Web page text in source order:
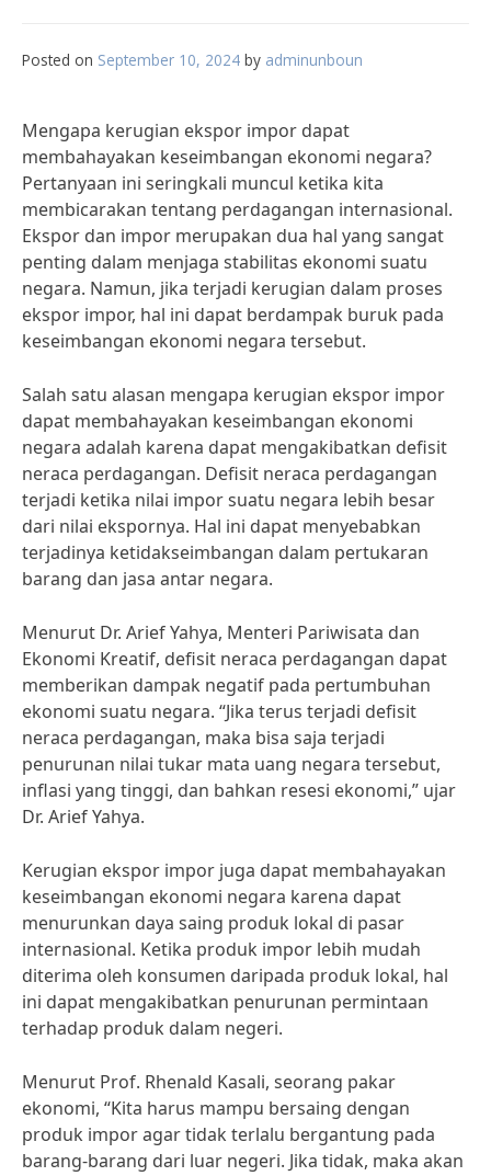
Posted on September 10, 2024 by adminunboun
Mengapa kerugian ekspor impor dapat
membahayakan keseimbangan ekonomi negara?
Pertanyaan ini seringkali muncul ketika kita
membicarakan tentang perdagangan internasional.
Ekspor dan impor merupakan dua hal yang sangat
penting dalam menjaga stabilitas ekonomi suatu
negara. Namun, jika terjadi kerugian dalam proses
ekspor impor, hal ini dapat berdampak buruk pada
keseimbangan ekonomi negara tersebut.
Salah satu alasan mengapa kerugian ekspor impor
dapat membahayakan keseimbangan ekonomi
negara adalah karena dapat mengakibatkan defisit
neraca perdagangan. Defisit neraca perdagangan
terjadi ketika nilai impor suatu negara lebih besar
dari nilai ekspornya. Hal ini dapat menyebabkan
terjadinya ketidakseimbangan dalam pertukaran
barang dan jasa antar negara.
Menurut Dr. Arief Yahya, Menteri Pariwisata dan
Ekonomi Kreatif, defisit neraca perdagangan dapat
memberikan dampak negatif pada pertumbuhan
ekonomi suatu negara. “Jika terus terjadi defisit
neraca perdagangan, maka bisa saja terjadi
penurunan nilai tukar mata uang negara tersebut,
inflasi yang tinggi, dan bahkan resesi ekonomi,” ujar
Dr. Arief Yahya.
Kerugian ekspor impor juga dapat membahayakan
keseimbangan ekonomi negara karena dapat
menurunkan daya saing produk lokal di pasar
internasional. Ketika produk impor lebih mudah
diterima oleh konsumen daripada produk lokal, hal
ini dapat mengakibatkan penurunan permintaan
terhadap produk dalam negeri.
Menurut Prof. Rhenald Kasali, seorang pakar
ekonomi, “Kita harus mampu bersaing dengan
produk impor agar tidak terlalu bergantung pada
barang-barang dari luar negeri. Jika tidak, maka akan